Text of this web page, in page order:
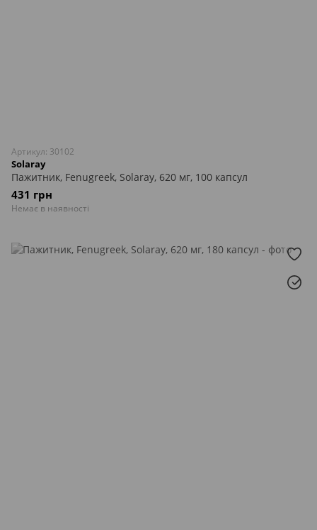
Артикул: 30102
Solaray
Пажитник, Fenugreek, Solaray, 620 мг, 100 капсул
431 грн
Немає в наявності